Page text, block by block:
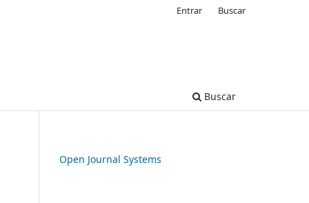
Buscar
Entrar Buscar
Open Journal Systems